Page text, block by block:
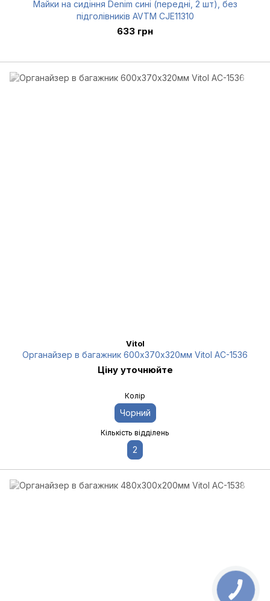
Майки на сидіння Denim сині (передні, 2 шт), без
підголівників AVTM CJE11310
633 грн
Vitol
Органайзер в багажник 600х370х320мм Vitol AC-1536
Ціну уточнюйте
Колір
Чорний
Кількість відділень
2